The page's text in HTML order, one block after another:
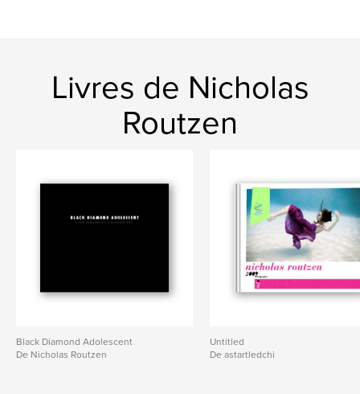
Livres de Nicholas
Routzen
Black Diamond Adolescent
De Nicholas Routzen
Untitled
De astartledchi